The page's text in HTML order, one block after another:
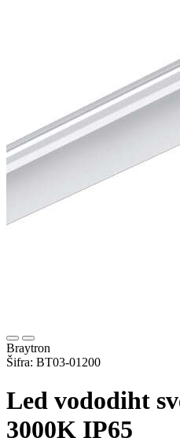
Braytron
Šifra: BT03-01200
Led vododiht
3000K IP65